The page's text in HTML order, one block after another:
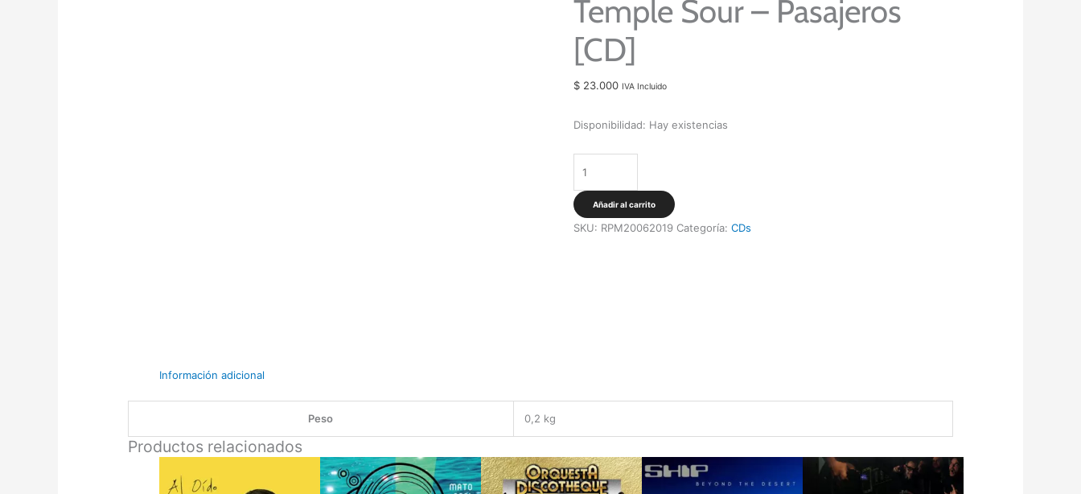
Temple Sour – Pasajeros
[CD]
$ 23.000 IVA Incluido
Disponibilidad: Hay existencias
-
Pasajeros
Añadir al carrito
SKU: RPM20062019 Categoría:CDs
Información adicional
Peso 0,2 kg
Productos relacionados